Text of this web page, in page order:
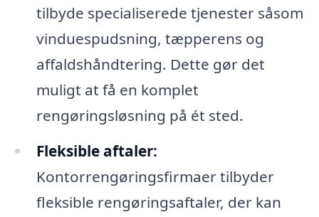
tilbyde specialiserede tjenester såsom
vinduespudsning, tæpperens og
affaldshåndtering. Dette gør det
muligt at få en komplet
rengøringsløsning på ét sted.
Fleksible aftaler:
Kontorrengøringsfirmaer tilbyder
fleksible rengøringsaftaler, der kan